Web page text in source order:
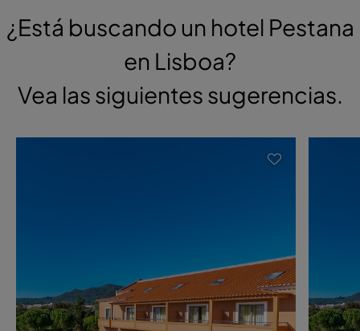
¿Está buscando un hotel Pestana
en Lisboa?
Vea las siguientes sugerencias.